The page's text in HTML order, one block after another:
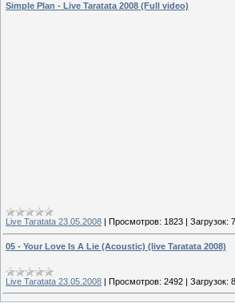
Simple Plan - Live Taratata 2008 (Full video)
Live Taratata 23.05.2008 Просмотров: 1823 Загрузок:
05 - Your Love Is A Lie (Acoustic) (live Taratata 2008)
Live Taratata 23.05.2008 | Просмотров: 2492 | Загрузок: